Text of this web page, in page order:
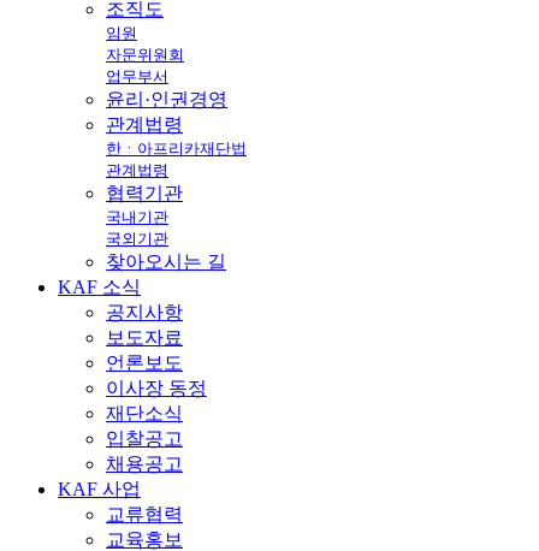
조직도
임원
자문위원회
업무부서
윤리·인권경영
관계법령
한ㆍ아프리카재단법
관계법령
협력기관
국내기관
국외기관
찾아오시는 길
KAF 소식
공지사항
보도자료
언론보도
이사장 동정
재단소식
입찰공고
채용공고
KAF 사업
교류협력
교육홍보